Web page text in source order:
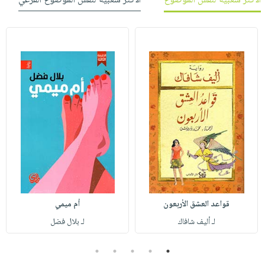
قواعد العشق الأربعون
لـ أليف شافاك
أم ميمي
لـ بلال فضل
1
2
3
4
5